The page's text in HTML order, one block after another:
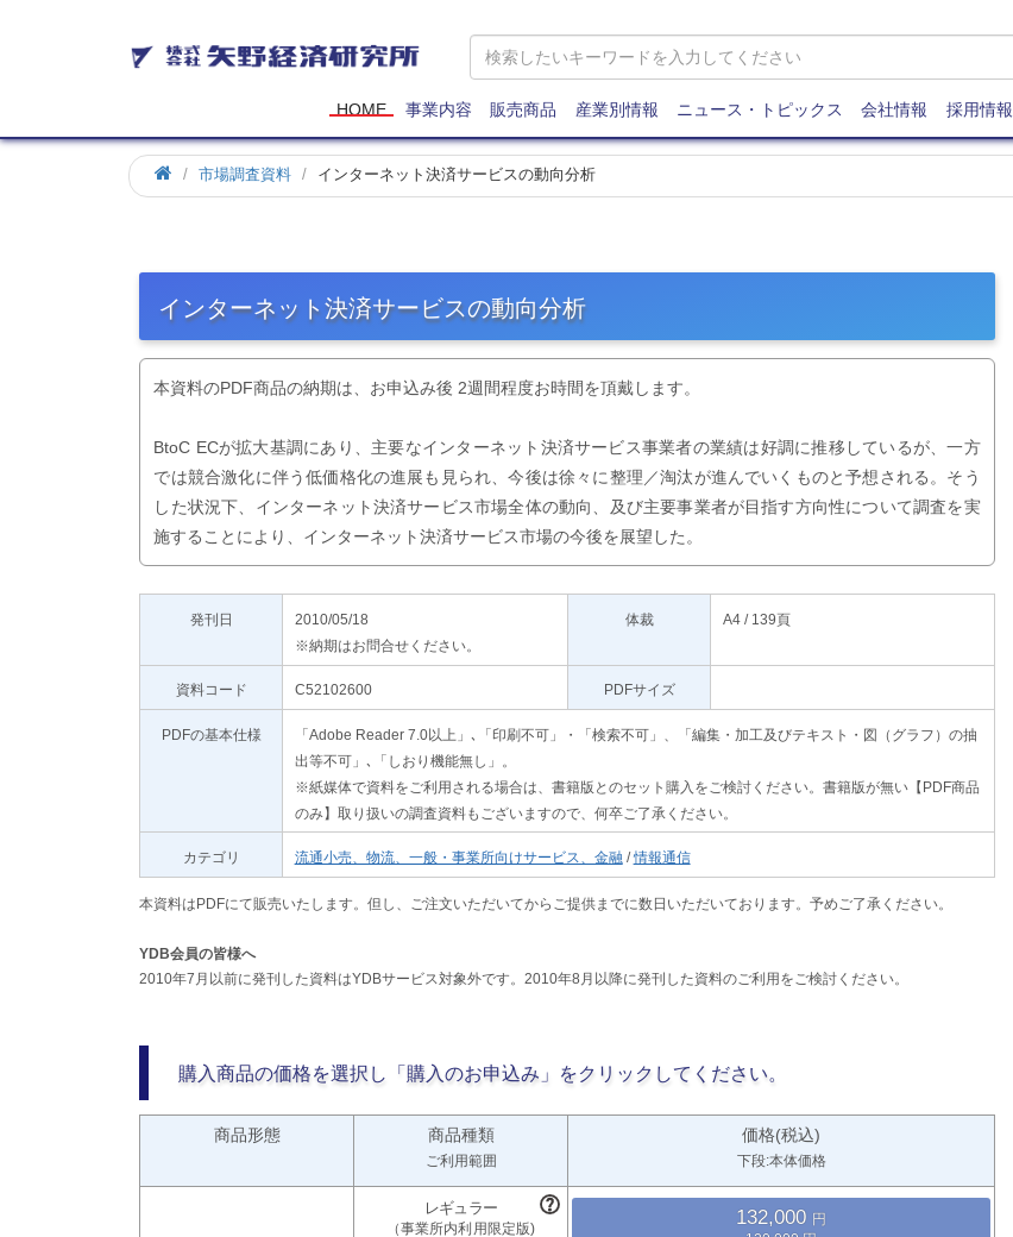
矢
野
研
究
所
HOME 事業内容 販売商品 産業別情報 ニュース・トピックス 会社情報 採用情報
市場調査資料 インターネット決済サービスの動向分析
インターネット決済サービスの動向分析
本資料のPDF商品の納期は、お申込み後 2週間程度お時間を頂戴します。
BtoC ECが拡大基調にあり、主要なインターネット決済サービス事業者の業績は好調に推移しているが、一方
では競合激化に伴う低価格化の進展も見られ、今後は徐々に整理／淘汰が進んでいくものと予想される。そう
した状況下、インターネット決済サービス市場全体の動向、及び主要事業者が目指す方向性について調査を実
施することにより、インターネット決済サービス市場の今後を展望した。
発刊日
2010/05/18
※納期はお問合せください。
体裁 A4 / 139頁
資料コード C52102600 PDFサイズ
PDFの基本仕様
「Adobe Reader 7.0以上」､「印刷不可」・「検索不可」、「編集・加工及びテキスト・図（グラフ）の抽
出等不可」､「しおり機能無し」。
※紙媒体で資料をご利用される場合は、書籍版とのセット購入をご検討ください。書籍版が無い【PDF商品
のみ】取り扱いの調査資料もございますので、何卒ご了承ください。
カテゴリ 流通小売、物流、一般・事業所向けサービス、金融/情報通信
本資料はPDFにて販売いたします。但し、ご注文いただいてからご提供までに数日いただいております。予めご了承ください。
YDB会員の皆様へ
2010年7月以前に発刊した資料はYDBサービス対象外です。2010年8月以降に発刊した資料のご利用をご検討ください。
購入商品の価格を選択し「購入のお申込み」をクリックしてください。
商品形態 商品種類
ご利用範囲
価格(税込)
下段:本体価格
132,000